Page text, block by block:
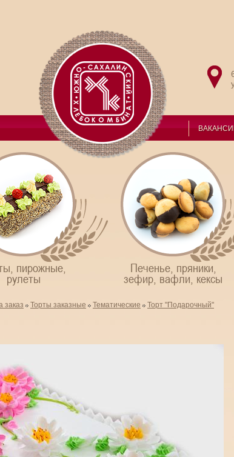
пирожные,
рулеты
Печенье, пряники,
зефир, вафли, кексы
заказ Торты заказные Тематические Торт "Подарочный"